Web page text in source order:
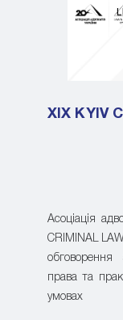
XIX KYIV
Асоціація
CRIMINAL
обговорення
права та
умовах